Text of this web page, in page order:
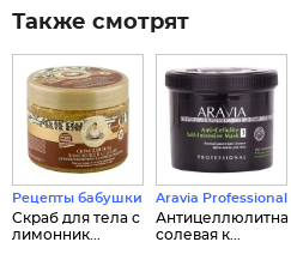
Также смотрят
Рецепты бабушки Агафьи
Скраб для тела с
лимонник...
Aravia Professional
Антицеллюлитная
солевая к...